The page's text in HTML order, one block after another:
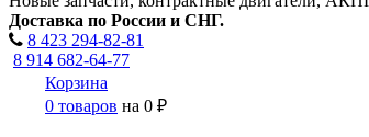
Доставка по России и СНГ.
8 423 294-82-81
8 914 682-64-77
Корзина
0 товаров на 0 ₽